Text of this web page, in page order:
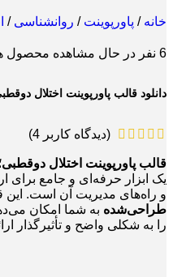
خانه/ پاورپوینت/ روانشناسی/
6 نفر در حال مشاهده محصول
دانلود قالب پاورپوینت اختلال
(دیدگاه کاربر 4
)
قالب پاورپوینت اختلال
یک ابزار حرفه‌ای و جامع برای
و راه‌های مدیریت آن است. این
طراحی‌شده به شما امکان
را به شکلی واضح و تأثیرگذار